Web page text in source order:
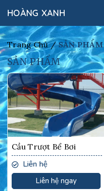
HOÀNG XANH
Trang Chủ / SẢN PHẨM
SẢN PHẨM
Cầu Trượt Bể Bơi
Liên hệ
Liên hệ ngay